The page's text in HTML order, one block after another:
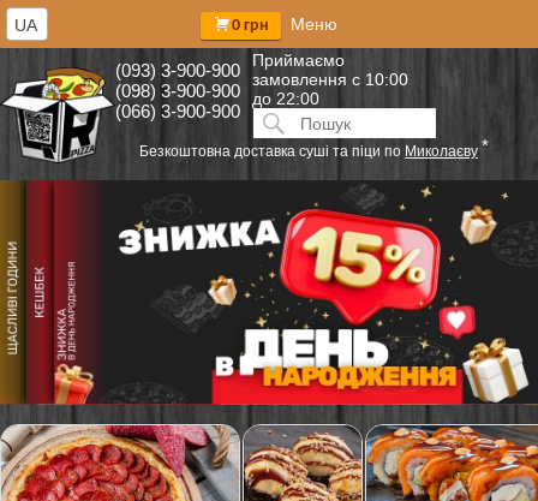
(093) 3-900-900
(098) 3-900-900
(066) 3-900-900
Приймаємо
замовлення с 10:00
до 22:00
Искать:ПОИСК
0 грн Меню
Безкоштовна доставка суші та піци по Миколаєву *
UA